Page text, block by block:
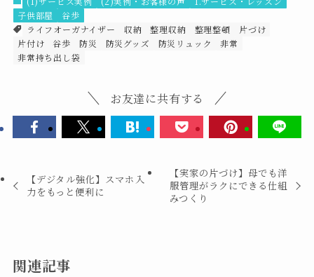
子供部屋
谷歩
ライフオーガナイザー
収納 整理収納 整理整頓
片づけ
片付け
谷歩 防災 防災グッズ 防災リュック
非常
非常持ち出し袋
お友達に共有する
【デジタル強化】スマホ入
力をもっと便利に
【実家の片づけ】母でも洋
服管理がラクにできる仕組
みつくり
関連記事